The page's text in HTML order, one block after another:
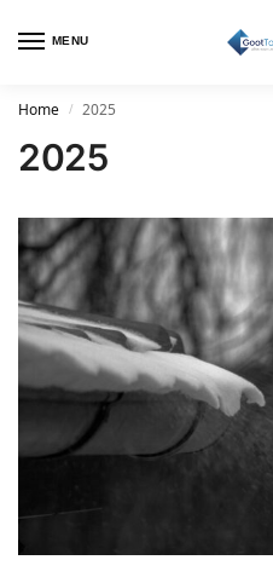
MENU
Home / 2025
2025